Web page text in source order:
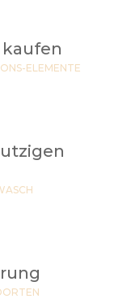
ELEMENTE